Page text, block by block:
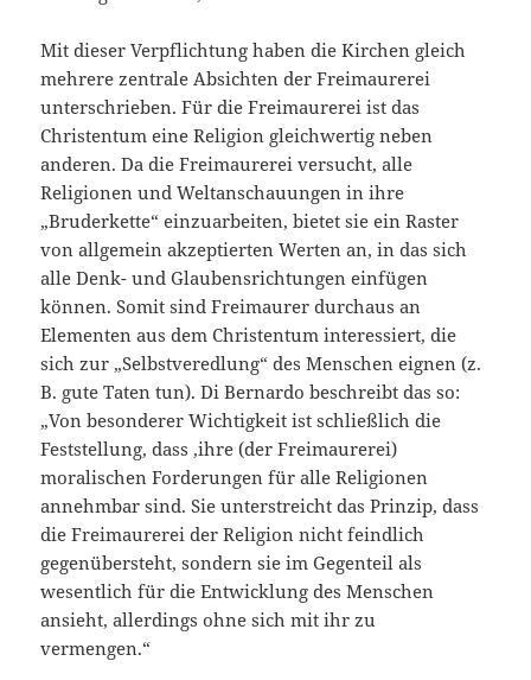
Mit dieser Verpflichtung haben die Kirchen gleich
mehrere zentrale Absichten der Freimaurerei
unterschrieben. Für die Freimaurerei ist das
Christentum eine Religion gleichwertig neben
anderen. Da die Freimaurerei versucht, alle
Religionen und Weltanschauungen in ihre
„Bruderkette“ einzuarbeiten, bietet sie ein Raster
von allgemein akzeptierten Werten an, in das sich
alle Denk- und Glaubensrichtungen einfügen
können. Somit sind Freimaurer durchaus an
Elementen aus dem Christentum interessiert, die
sich zur „Selbstveredlung“ des Menschen eignen (z.
B. gute Taten tun). Di Bernardo beschreibt das so:
„Von besonderer Wichtigkeit ist schließlich die
Feststellung, dass ‚ihre (der Freimaurerei)
moralischen Forderungen für alle Religionen
annehmbar sind. Sie unterstreicht das Prinzip, dass
die Freimaurerei der Religion nicht feindlich
gegenübersteht, sondern sie im Gegenteil als
wesentlich für die Entwicklung des Menschen
ansieht, allerdings ohne sich mit ihr zu
vermengen.“